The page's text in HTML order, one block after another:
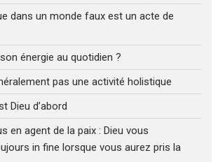
dans un monde faux est un acte de
énergie au quotidien ?
pas une activité holistique
Dieu d’abord
en agent de la paix : Dieu vous
in fine lorsque vous aurez pris la